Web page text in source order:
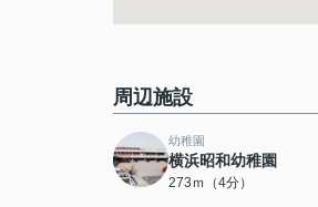
周辺施設
幼稚園
横浜昭和幼稚園
273ｍ（4分）